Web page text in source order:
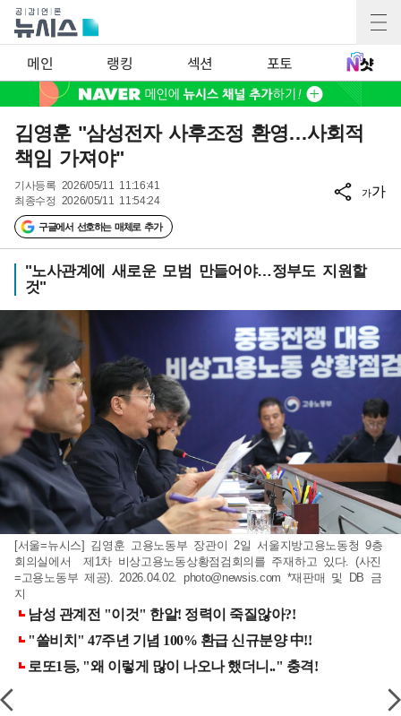
메인 랭킹 섹션 포토
김영훈 "삼성전자 사후조정 환영…사회적
책임 가져야"
기사등록 2026/05/11 11:16:41
최종수정 2026/05/11 11:54:24
구글에서 선호하는 매체로 추가
가가
"노사관계에 새로운 모범 만들어야…정부도 지원할
것"
[서울=뉴시스] 김영훈 고용노동부 장관이 2일 서울지방고용노동청 9층
회의실에서 제1차 비상고용노동상황점검회의를 주재하고 있다. (사진
=고용노동부 제공). 2026.04.02. photo@newsis.com *재판매 및 DB 금
지